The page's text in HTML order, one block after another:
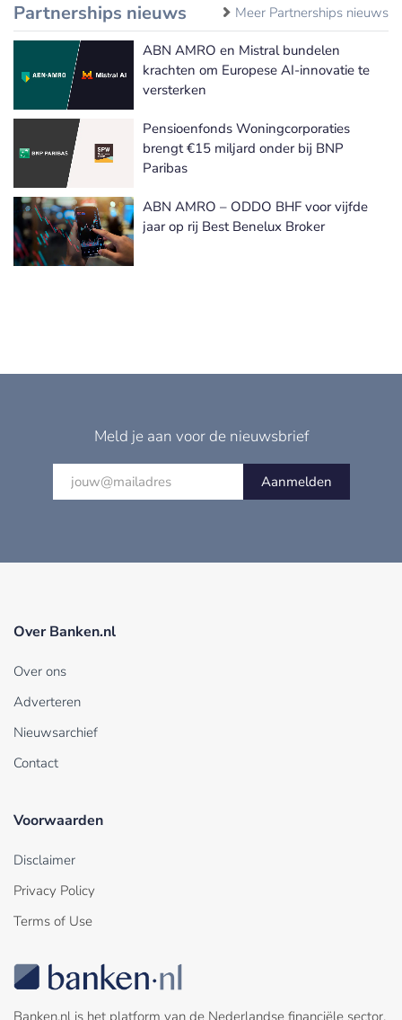
Partnerships nieuws Meer Partnerships nieuws
ABN AMRO en Mistral bundelen
krachten om Europese AI-innovatie te
versterken
Pensioenfonds Woningcorporaties
brengt €15 miljard onder bij BNP
Paribas
ABN AMRO – ODDO BHF voor vijfde
jaar op rij Best Benelux Broker
Meld je aan voor de nieuwsbrief
Aanmelden
Over Banken.nl
Over ons
Adverteren
Nieuwsarchief
Contact
Voorwaarden
Disclaimer
Privacy Policy
Terms of Use